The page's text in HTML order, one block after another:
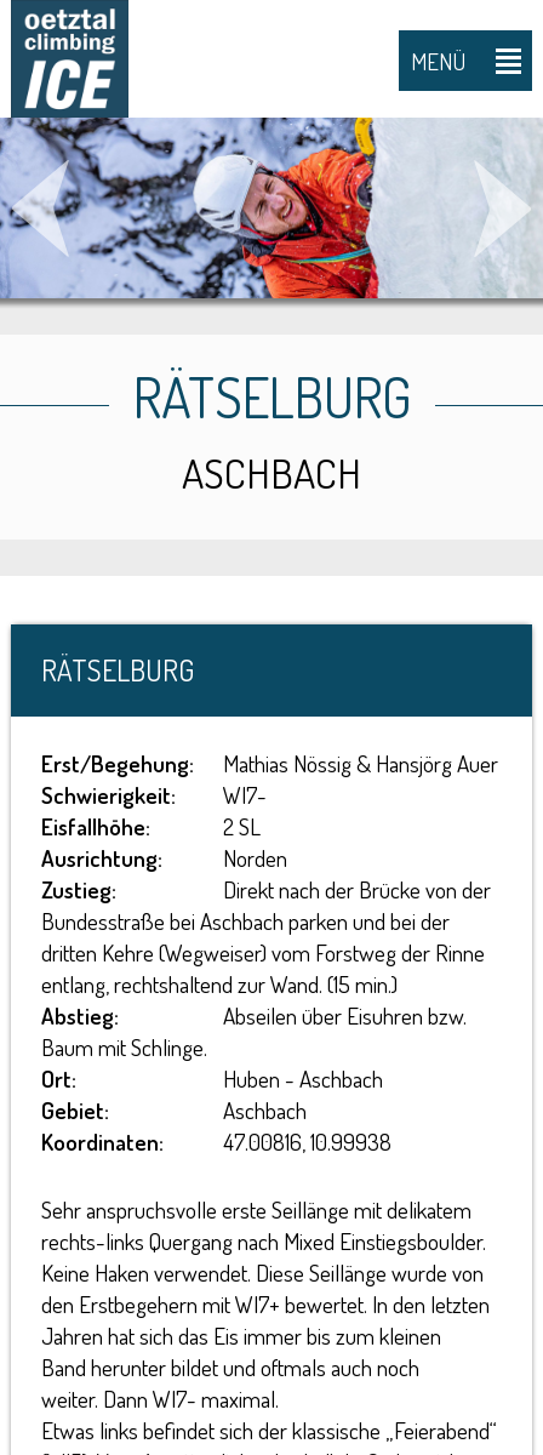
MENÜ
RÄTSELBURG
ASCHBACH
RÄTSELBURG
Erst/Begehung:
Mathias Nössig & Hansjörg Auer
Schwierigkeit:
WI7-
Eisfallhöhe:
2 SL
Ausrichtung:
Norden
Zustieg:
Direkt nach der Brücke von der
Bundesstraße bei Aschbach parken und bei der
dritten Kehre (Wegweiser) vom Forstweg der Rinne
entlang, rechtshaltend zur Wand. (15 min.)
Abstieg:
Abseilen über Eisuhren bzw.
Baum mit Schlinge.
Ort:
Huben - Aschbach
Gebiet:
Aschbach
Koordinaten:
47.00816, 10.99938
Sehr anspruchsvolle erste Seillänge mit delikatem
rechts-links Quergang nach Mixed Einstiegsboulder.
Keine Haken verwendet. Diese Seillänge wurde von
den Erstbegehern mit WI7+ bewertet. In den letzten
Jahren hat sich das Eis immer bis zum kleinen
Band herunter bildet und oftmals auch noch
weiter. Dann WI7- maximal.
Etwas links befindet sich der klassische „Feierabend“